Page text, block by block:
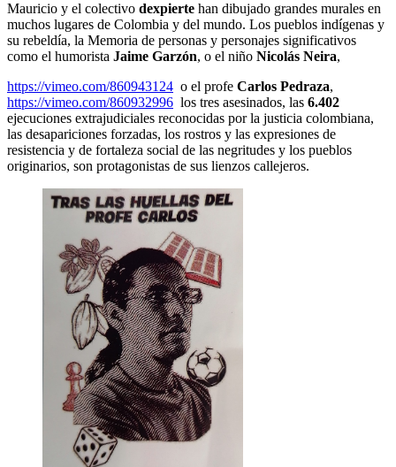
Mauricio y el colectivo dexpierte han dibujado grandes murales en
muchos lugares de Colombia y del mundo. Los pueblos indígenas y
su rebeldía, la Memoria de personas y personajes significativos
como el humorista Jaime Garzón, o el niño Nicolás Neira,
https://vimeo.com/860943124 o el profe Carlos Pedraza,
https://vimeo.com/860932996 los tres asesinados, las 6.402
ejecuciones extrajudiciales reconocidas por la justicia colombiana,
las desapariciones forzadas, los rostros y las expresiones de
resistencia y de fortaleza social de las negritudes y los pueblos
originarios, son protagonistas de sus lienzos callejeros.